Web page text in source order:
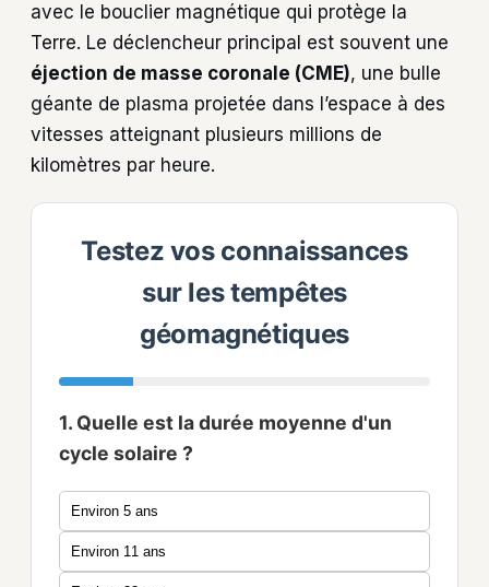
avec le bouclier magnétique qui protège la
Terre. Le déclencheur principal est souvent une
éjection de masse coronale (CME), une bulle
géante de plasma projetée dans l’espace à des
vitesses atteignant plusieurs millions de
kilomètres par heure.
Testez vos connaissances
sur les tempêtes
géomagnétiques
1. Quelle est la durée moyenne d'un
cycle solaire ?
Environ 5 ans
Environ 11 ans